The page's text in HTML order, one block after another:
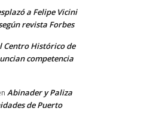
a Felipe Vicini
revista Forbes
Centro Histórico de
competencia
Abinader y Paliza
de Puerto